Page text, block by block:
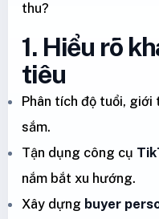
thu?
1. Hiểu rõ
tiêu
Phân tích độ tuổi, giới
sắm.
Tận dụng công cụ
nắm bắt xu hướng.
Xây dựng buyer